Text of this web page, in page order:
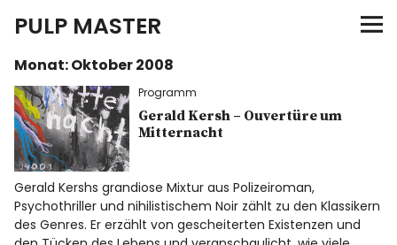
PULP MASTER
Programm
Verlag
Merch
News
Monat:Oktober 2008
Programm
Gerald Kersh – Ouvertüre um
Mitternacht
Gerald Kershs grandiose Mixtur aus Polizeiroman,
Psychothriller und nihilistischem Noir zählt zu den Klassikern
des Genres. Er erzählt von gescheiterten Existenzen und